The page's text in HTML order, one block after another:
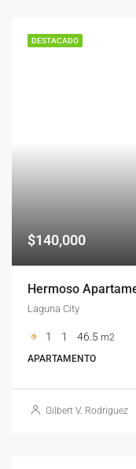
DESTACADO
$140,000
Hermoso
Laguna City
1 1 46.5 m2
APARTAMENTO
Gilbert V. Rodriguez